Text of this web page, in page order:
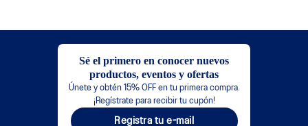
Sé el primero en conocer nuevos
productos, eventos y ofertas
Únete y obtén 15% OFF en tu primera compra.
¡Regístrate para recibir tu cupón!
Registra tu e-mail